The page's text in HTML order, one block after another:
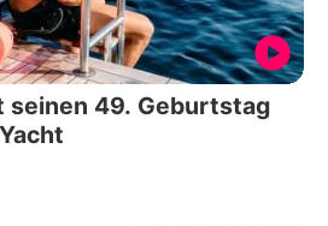
seinen 49. Geburtstag